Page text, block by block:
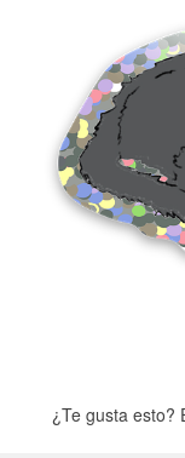
¿Te gusta esto?